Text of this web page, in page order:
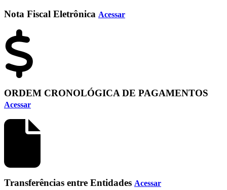
Nota Fiscal Eletrônica Acessar
ORDEM CRONOLÓGICA DE PAGAMENTOS
Acessar
Transferências entre Entidades Acessar